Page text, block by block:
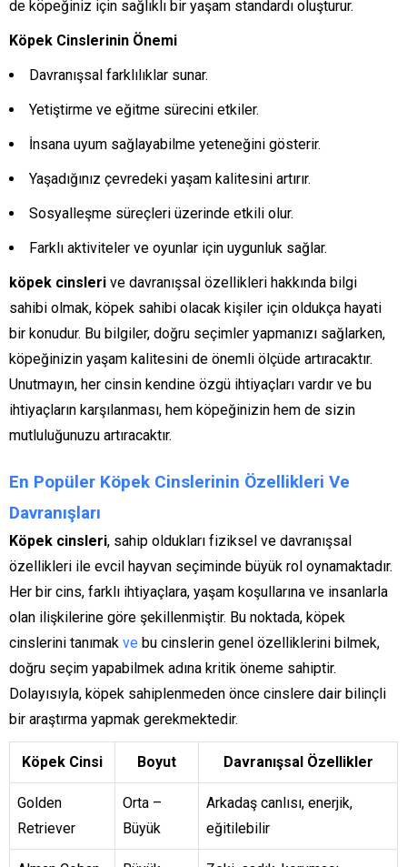
de köpeğiniz için sağlıklı bir yaşam standardı oluşturur.
Köpek Cinslerinin Önemi
Davranışsal farklılıklar sunar.
Yetiştirme ve eğitme sürecini etkiler.
İnsana uyum sağlayabilme yeteneğini gösterir.
Yaşadığınız çevredeki yaşam kalitesini artırır.
Sosyalleşme süreçleri üzerinde etkili olur.
Farklı aktiviteler ve oyunlar için uygunluk sağlar.
köpek cinsleri ve davranışsal özellikleri hakkında bilgi
sahibi olmak, köpek sahibi olacak kişiler için oldukça hayati
bir konudur. Bu bilgiler, doğru seçimler yapmanızı sağlarken,
köpeğinizin yaşam kalitesini de önemli ölçüde artıracaktır.
Unutmayın, her cinsin kendine özgü ihtiyaçları vardır ve bu
ihtiyaçların karşılanması, hem köpeğinizin hem de sizin
mutluluğunuzu artıracaktır.
En Popüler Köpek Cinslerinin Özellikleri Ve
Davranışları
Köpek cinsleri, sahip oldukları fiziksel ve davranışsal
özellikleri ile evcil hayvan seçiminde büyük rol oynamaktadır.
Her bir cins, farklı ihtiyaçlara, yaşam koşullarına ve insanlarla
olan ilişkilerine göre şekillenmiştir. Bu noktada, köpek
cinslerini tanımak ve bu cinslerin genel özelliklerini bilmek,
doğru seçim yapabilmek adına kritik öneme sahiptir.
Dolayısıyla, köpek sahiplenmeden önce cinslere dair bilinçli
bir araştırma yapmak gerekmektedir.
Köpek Cinsi Boyut Davranışsal Özellikler
Golden
Retriever
Orta –
Büyük
Arkadaş canlısı, enerjik,
eğitilebilir